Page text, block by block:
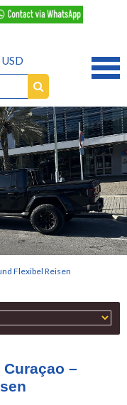
USD
Flexibel Reisen
–